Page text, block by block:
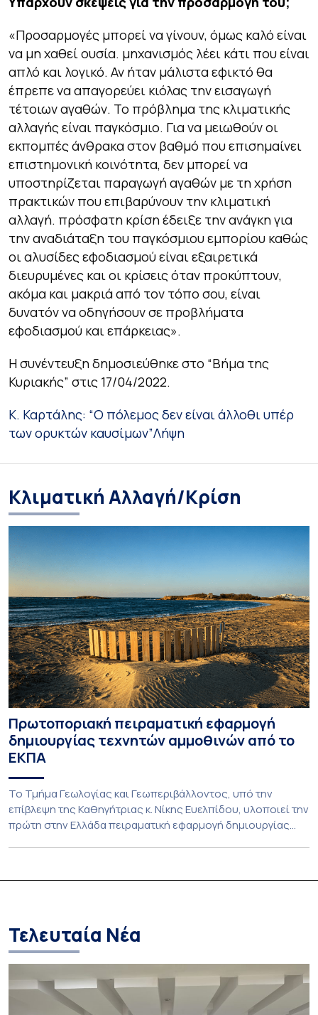
«Προσαρμογές μπορεί να γίνουν, όμως καλό είναι
να μη χαθεί ουσία. μηχανισμός λέει κάτι που είναι
απλό και λογικό. Αν ήταν μάλιστα εφικτό θα
έπρεπε να απαγορεύει κιόλας την εισαγωγή
τέτοιων αγαθών. Το πρόβλημα της κλιματικής
αλλαγής είναι παγκόσμιο. Για να μειωθούν οι
εκπομπές άνθρακα στον βαθμό που επισημαίνει
επιστημονική κοινότητα, δεν μπορεί να
υποστηρίζεται παραγωγή αγαθών με τη χρήση
πρακτικών που επιβαρύνουν την κλιματική
αλλαγή. πρόσφατη κρίση έδειξε την ανάγκη για
την αναδιάταξη του παγκόσμιου εμπορίου καθώς
οι αλυσίδες εφοδιασμού είναι εξαιρετικά
διευρυμένες και οι κρίσεις όταν προκύπτουν,
ακόμα και μακριά από τον τόπο σου, είναι
δυνατόν να οδηγήσουν σε προβλήματα
εφοδιασμού και επάρκειας».
Η συνέντευξη δημοσιεύθηκε στο “Βήμα της
Κυριακής” στις 17/04/2022.
Κ. Καρτάλης: “Ο πόλεμος δεν είναι άλλοθι υπέρ
των ορυκτών καυσίμων”Λήψη
Κλιματική Αλλαγή/Κρίση
Πρωτοποριακή πειραματική εφαρμογή
δημιουργίας τεχνητών αμμοθινών από το
ΕΚΠΑ
Το Τμήμα Γεωλογίας και Γεωπεριβάλλοντος, υπό την
επίβλεψη της Καθηγήτριας κ. Νίκης Ευελπίδου, υλοποιεί την
πρώτη στην Ελλάδα πειραματική εφαρμογή δημιουργίας
Τελευταία Νέα